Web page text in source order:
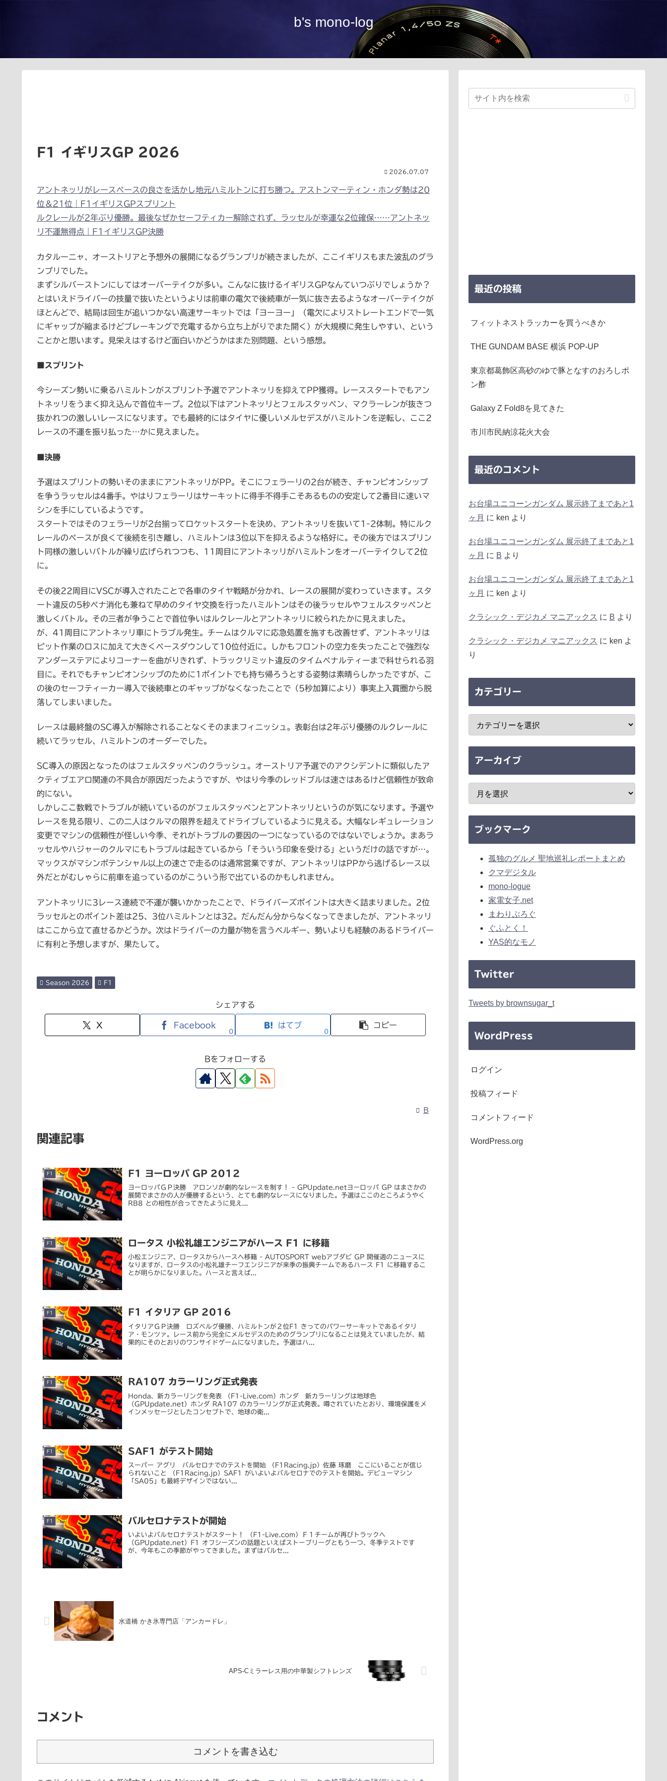
b's mono-log
F1 イギリスGP 2026
2026.07.07
アントネッリがレースペースの良さを活かし地元ハミルトンに打ち勝つ。アストンマーティン・ホンダ勢は20
位＆21位｜F1イギリスGPスプリント
ルクレールが2年ぶり優勝。最後なぜかセーフティカー解除されず、ラッセルが幸運な2位確保……アントネッ
リ不運無得点｜F1イギリスGP決勝
カタルーニャ、オーストリアと予想外の展開になるグランプリが続きましたが、ここイギリスもまた波乱のグラ
ンプリでした。
まずシルバーストンにしてはオーバーテイクが多い。こんなに抜けるイギリスGPなんていつぶりでしょうか？
とはいえドライバーの技量で抜いたというよりは前車の電欠で後続車が一気に抜き去るようなオーバーテイクが
ほとんどで、結局は回生が追いつかない高速サーキットでは「ヨーヨー」（電欠によりストレートエンドで一気
にギャップが縮まるけどブレーキングで充電するから立ち上がりでまた開く）が大規模に発生しやすい、という
ことかと思います。見栄えはするけど面白いかどうかはまた別問題、という感想。
■スプリント
今シーズン勢いに乗るハミルトンがスプリント予選でアントネッリを抑えてPP獲得。レーススタートでもアン
トネッリをうまく抑え込んで首位キープ。2位以下はアントネッリとフェルスタッペン、マクラーレンが抜きつ
抜かれつの激しいレースになります。でも最終的にはタイヤに優しいメルセデスがハミルトンを逆転し、ここ2
レースの不運を振り払った…かに見えました。
■決勝
予選はスプリントの勢いそのままにアントネッリがPP。そこにフェラーリの2台が続き、チャンピオンシップ
を争うラッセルは4番手。やはりフェラーリはサーキットに得手不得手こそあるものの安定して2番目に速いマ
シンを手にしているようです。
スタートではそのフェラーリが2台揃ってロケットスタートを決め、アントネッリを抜いて1-2体制。特にルク
レールのペースが良くて後続を引き離し、ハミルトンは3位以下を抑えるような格好に。その後方ではスプリン
ト同様の激しいバトルが繰り広げられつつも、11周目にアントネッリがハミルトンをオーバーテイクして2位
に。
その後22周目にVSCが導入されたことで各車のタイヤ戦略が分かれ、レースの展開が変わっていきます。スタ
ート違反の5秒ペナ消化も兼ねて早めのタイヤ交換を行ったハミルトンはその後ラッセルやフェルスタッペンと
激しくバトル。その三者が争うことで首位争いはルクレールとアントネッリに絞られたかに見えました。
が、41周目にアントネッリ車にトラブル発生。チームはクルマに応急処置を施すも改善せず、アントネッリは
ピット作業のロスに加えて大きくペースダウンして10位付近に。しかもフロントの空力を失ったことで強烈な
アンダーステアによりコーナーを曲がりきれず、トラックリミット違反のタイムペナルティーまで科せられる羽
目に。それでもチャンピオンシップのために1ポイントでも持ち帰ろうとする姿勢は素晴らしかったですが、こ
の後のセーフティーカー導入で後続車とのギャップがなくなったことで（5秒加算により）事実上入賞圏から脱
落してしまいました。
レースは最終盤のSC導入が解除されることなくそのままフィニッシュ。表彰台は2年ぶり優勝のルクレールに
続いてラッセル、ハミルトンのオーダーでした。
SC導入の原因となったのはフェルスタッペンのクラッシュ。オーストリア予選でのアクシデントに類似したア
クティブエアロ関連の不具合が原因だったようですが、やはり今季のレッドブルは速さはあるけど信頼性が致命
的にない。
しかしここ数戦でトラブルが続いているのがフェルスタッペンとアントネッリというのが気になります。予選や
レースを見る限り、この二人はクルマの限界を超えてドライブしているように見える。大幅なレギュレーション
変更でマシンの信頼性が怪しい今季、それがトラブルの要因の一つになっているのではないでしょうか。まあラ
ッセルやハジャーのクルマにもトラブルは起きているから「そういう印象を受ける」というだけの話ですが…。
マックスがマシンポテンシャル以上の速さで走るのは通常営業ですが、アントネッリはPPから逃げるレース以
外だとがむしゃらに前車を追っているのがこういう形で出ているのかもしれません。
アントネッリに3レース連続で不運が襲いかかったことで、ドライバーズポイントは大きく詰まりました。2位
ラッセルとのポイント差は25、3位ハミルトンとは32。だんだん分からなくなってきましたが、アントネッリ
はここから立て直せるかどうか。次はドライバーの力量が物を言うベルギー、勢いよりも経験のあるドライバー
に有利と予想しますが、果たして。
Season 2026 F1
シェアする
X Facebook
0
はてブ
0
コピー
Bをフォローする
B
関連記事
F1 F1 ヨーロッパ GP 2012
ヨーロッパＧＰ決勝 アロンソが劇的なレースを制す！ - GPUpdate.netヨーロッパ GP はまさかの
展開でまさかの人が優勝するという、とても劇的なレースになりました。予選はここのところようやく
RB8 との相性が合ってきたように見え...
F1 ロータス 小松礼雄エンジニアがハース F1 に移籍
小松エンジニア、ロータスからハースへ移籍 - AUTOSPORT webアブダビ GP 開催週のニュースに
なりますが、ロータスの小松礼雄チーフエンジニアが来季の振興チームであるハース F1 に移籍するこ
とが明らかになりました。ハースと言えば...
F1 F1 イタリア GP 2016
イタリアＧＰ決勝 ロズベルグ優勝、ハミルトンが２位F1 きってのパワーサーキットであるイタリ
ア・モンツァ。レース前から完全にメルセデスのためのグランプリになることは見えていましたが、結
果的にそのとおりのワンサイドゲームになりました。予選はハ...
F1 RA107 カラーリング正式発表
Honda、新カラーリングを発表 （F1-Live.com）ホンダ 新カラーリングは地球色
（GPUpdate.net）ホンダ RA107 のカラーリングが正式発表。噂されていたとおり、環境保護をメ
インメッセージとしたコンセプトで、地球の衛...
F1 SAF1 がテスト開始
スーパー アグリ バルセロナでのテストを開始 （F1Racing.jp）佐藤 琢磨 ここにいることが信じ
られないこと （F1Racing.jp）SAF1 がいよいよバルセロナでのテストを開始。デビューマシン
「SA05」も最終デザインではない...
F1 バルセロナテストが開始
いよいよバルセロナテストがスタート！ （F1-Live.com）Ｆ１チームが再びトラックへ
（GPUpdate.net）F1 オフシーズンの話題といえばストーブリーグともう一つ、冬季テストです
が、今年もこの季節がやってきました。まずはバルセ...
水道橋 かき氷専門店「アンカードレ」
APS-Cミラーレス用の中華製シフトレンズ
コメント
コメントを書き込む
最近の投稿
フィットネストラッカーを買うべきか
THE GUNDAM BASE 横浜 POP-UP
東京都葛飾区高砂のゆで豚となすのおろしポ
ン酢
Galaxy Z Fold8を見てきた
市川市民納涼花火大会
最近のコメント
お台場ユニコーンガンダム 展示終了まであと1
ヶ月 に ken より
お台場ユニコーンガンダム 展示終了まであと1
ヶ月 に B より
お台場ユニコーンガンダム 展示終了まであと1
ヶ月 に ken より
クラシック・デジカメ マニアックス に B より
クラシック・デジカメ マニアックス に ken よ
り
カテゴリー
アーカイブ
ブックマーク
孤独のグルメ 聖地巡礼レポートまとめ
クマデジタル
mono-logue
家電女子.net
まわりぶろぐ
ぐふとく！
YAS的なモノ
Twitter
Tweets by brownsugar_t
WordPress
ログイン
投稿フィード
コメントフィード
WordPress.org